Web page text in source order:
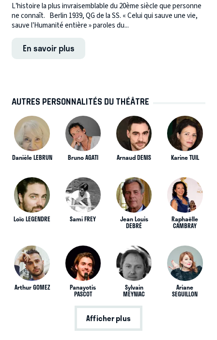
L’histoire la plus invraisemblable du 20ème siècle que personne
ne connaît. Berlin 1939, QG de la SS. « Celui qui sauve une vie,
sauve l’Humanité entière » paroles du...
En savoir plus
AUTRES PERSONNALITÉS DU THÉÂTRE
Danièle LEBRUN Bruno AGATI Arnaud DENIS Karine TUIL
Loïc LEGENDRE Sami FREY Jean Louis
DEBRÉ
Raphaëlle
CAMBRAY
Arthur GOMEZ Panayotis
PASCOT
Sylvain
MEYNIAC
Ariane
SEGUILLON
Afficher plus